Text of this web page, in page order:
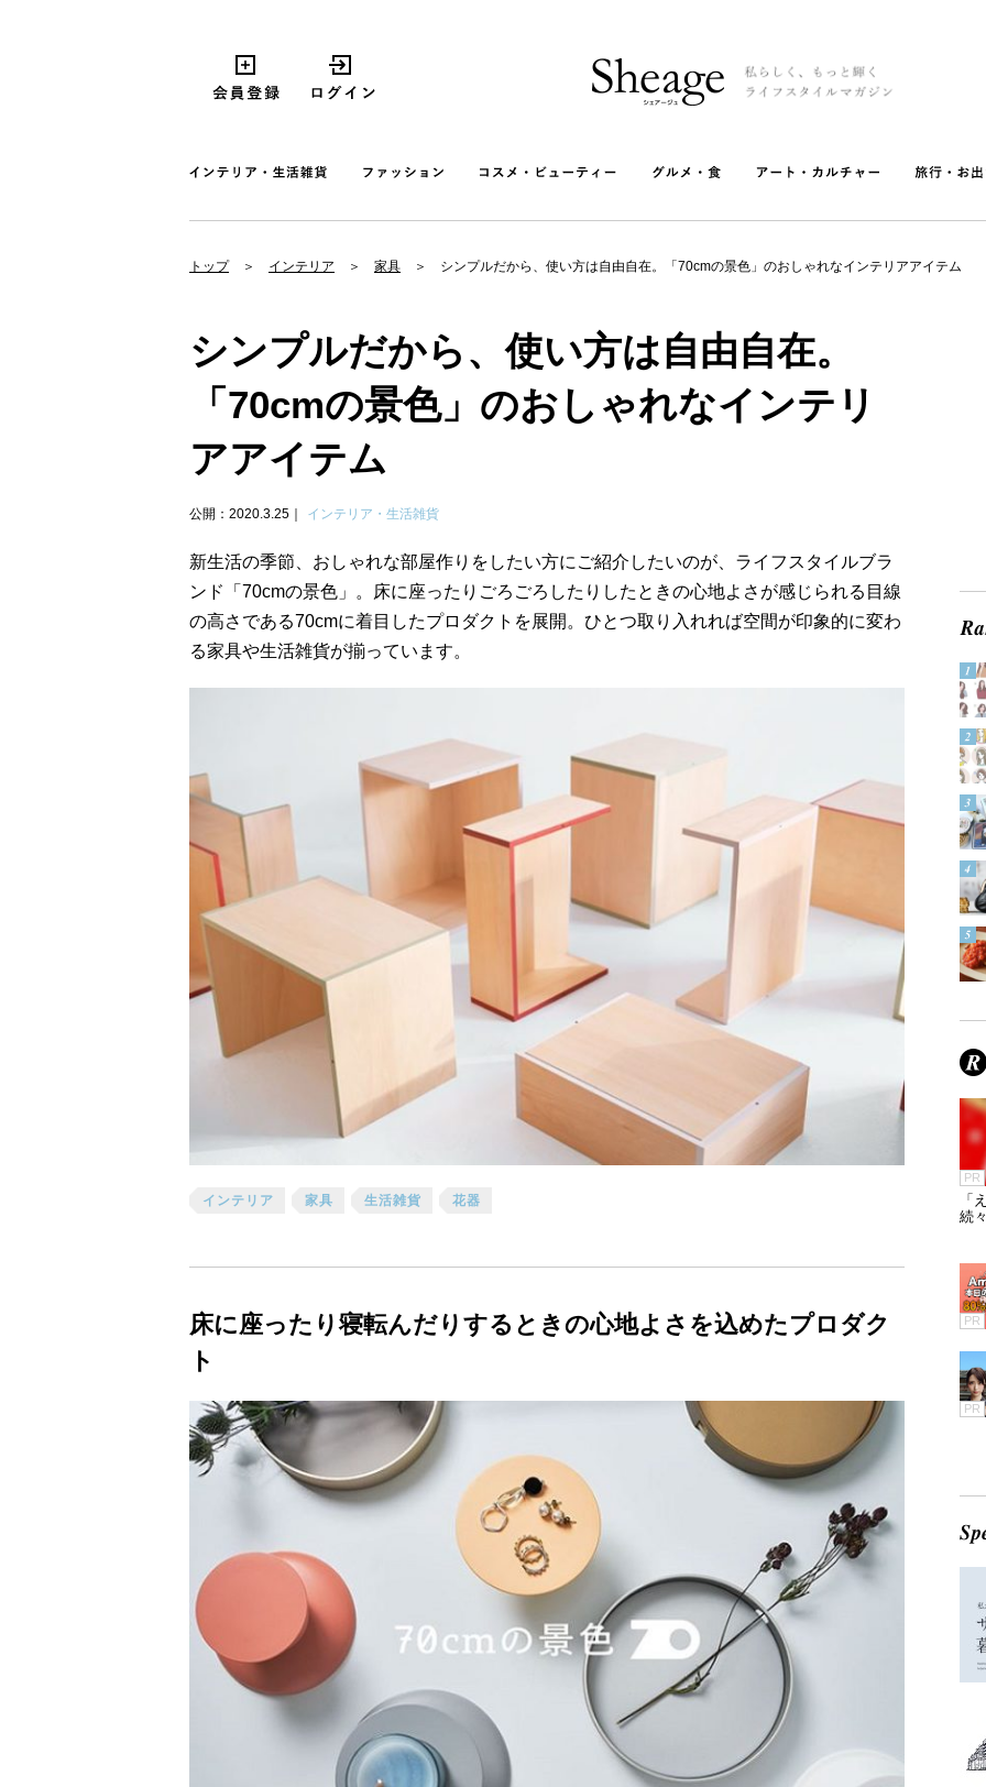
トップ インテリア 家具 シンプルだから、使い方は自由自在。「70cmの景色」のおしゃれなインテリアアイテム
シンプルだから、使い方は自由自在。
「70cmの景色」のおしゃれなインテリ
アアイテム
公開：2020.3.25 インテリア・生活雑貨
新生活の季節、おしゃれな部屋作りをしたい方にご紹介したいのが、ライフスタイルブラ
ンド「70cmの景色」。床に座ったりごろごろしたりしたときの心地よさが感じられる目線
の高さである70cmに着目したプロダクトを展開。ひとつ取り入れれば空間が印象的に変わ
る家具や生活雑貨が揃っています。
インテリア 家具 生活雑貨 花器
床に座ったり寝転んだりするときの心地よさを込めたプロダク
ト
PR
「
続
PR
PR